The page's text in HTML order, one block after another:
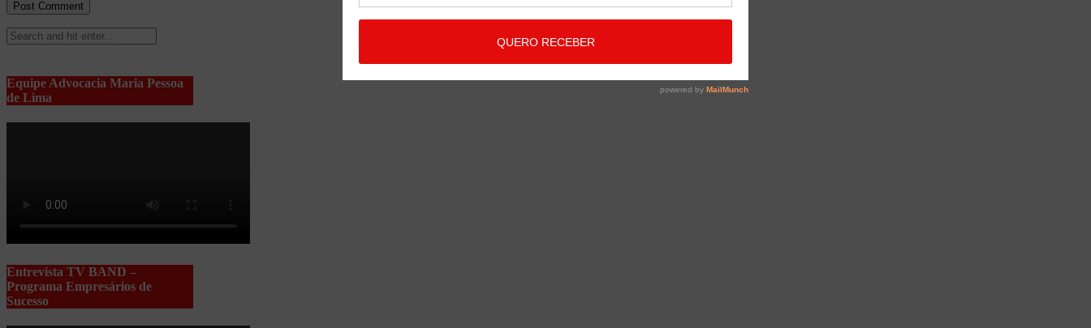
Equipe Advocacia Maria Pessoa
de Lima
Entrevista TV BAND –
Programa Empresários de
Sucesso